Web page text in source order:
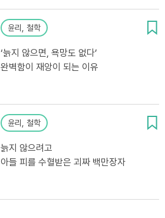
윤리, 철학
‘늙지 않으면, 욕망도 없다’
완벽함이 재앙이 되는 이유
윤리, 철학
늙지 않으려고
아들 피를 수혈받은 괴짜 백만장자